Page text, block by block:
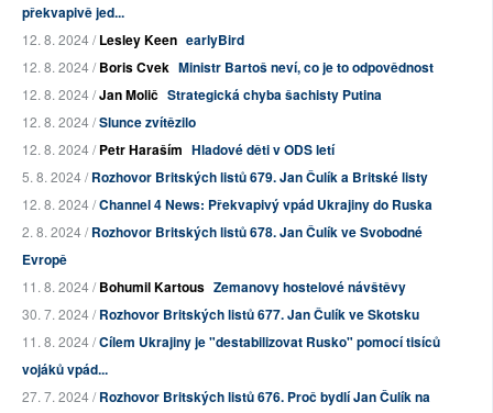
překvapivě jed...
12. 8. 2024 /Lesley Keen earlyBird
12. 8. 2024 /Boris Cvek Ministr Bartoš neví, co je to odpovědnost
12. 8. 2024 /Jan Molič Strategická chyba šachisty Putina
12. 8. 2024 /Slunce zvítězilo
12. 8. 2024 /Petr Haraším Hladové děti v ODS letí
5. 8. 2024 /Rozhovor Britských listů 679. Jan Čulík a Britské listy
12. 8. 2024 /Channel 4 News: Překvapivý vpád Ukrajiny do Ruska
2. 8. 2024 /Rozhovor Britských listů 678. Jan Čulík ve Svobodné
Evropě
11. 8. 2024 /Bohumil Kartous Zemanovy hostelové návštěvy
30. 7. 2024 /Rozhovor Britských listů 677. Jan Čulík ve Skotsku
11. 8. 2024 /Cílem Ukrajiny je "destabilizovat Rusko" pomocí tisíců
vojáků vpád...
27. 7. 2024 /Rozhovor Britských listů 676. Proč bydlí Jan Čulík na